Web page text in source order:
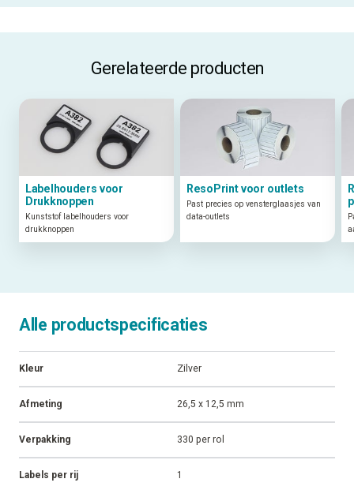
Gerelateerde producten
Labelhouders voor
Drukknoppen
Kunststof labelhouders voor
drukknoppen
ResoPrint voor outlets
Past precies op vensterglaasjes van
data-outlets
Alle productspecificaties
Kleur Zilver
Afmeting 26,5 x 12,5 mm
Verpakking 330 per rol
Labels per rij 1